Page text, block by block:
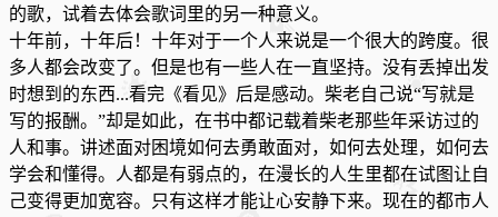
的歌，试着去体会歌词里的另一种意义。
十年前，十年后！十年对于一个人来说是一个很大的跨度。很
多人都会改变了。但是也有一些人在一直坚持。没有丢掉出发
时想到的东西...看完《看见》后是感动。柴老自己说“写就是
写的报酬。”却是如此，在书中都记载着柴老那些年采访过的
人和事。讲述面对困境如何去勇敢面对，如何去处理，如何去
学会和懂得。人都是有弱点的，在漫长的人生里都在试图让自
己变得更加宽容。只有这样才能让心安静下来。现在的都市人